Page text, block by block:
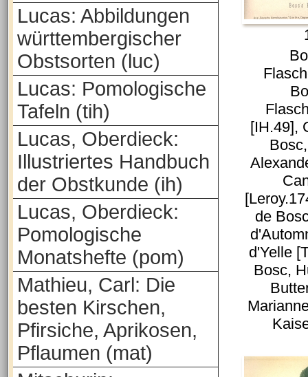
Lucas: Abbildungen
württembergischer
Obstsorten (luc)
Lucas: Pomologische
Tafeln (tih)
Lucas, Oberdieck:
Illustriertes Handbuch
der Obstkunde (ih)
Lucas, Oberdieck:
Pomologische
Monatshefte (pom)
Mathieu, Carl: Die
besten Kirschen,
Pfirsiche, Aprikosen,
Pflaumen (mat)
[IH.49],
de
d'Yelle
Bosc,